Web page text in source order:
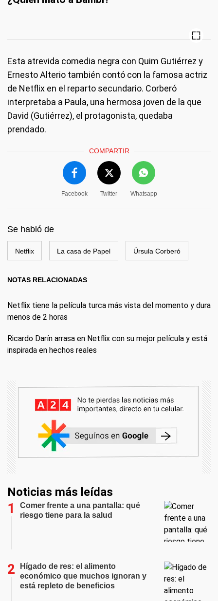
Esta atrevida comedia negra con Quim Gutiérrez y
Ernesto Alterio también contó con la famosa actriz
de Netflix en el reparto secundario. Corberó
interpretaba a Paula, una hermosa joven de la que
David (Gutiérrez), el protagonista, quedaba
prendado.
COMPARTIR
Facebook Twitter Whatsapp
Se habló de
Netflix La casa de Papel Úrsula Corberó
NOTAS RELACIONADAS
Netflix tiene la película turca más vista del momento y dura
menos de 2 horas
Ricardo Darín arrasa en Netflix con su mejor película y está
inspirada en hechos reales
Noticias más leídas
Comer frente a una pantalla: qué
riesgo tiene para la salud
Hígado de res: el alimento
económico que muchos ignoran y
está repleto de beneficios